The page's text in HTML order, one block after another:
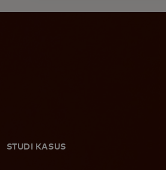
STUDI KASUS